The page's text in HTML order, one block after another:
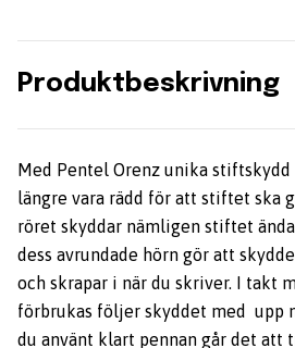
Produktbeskrivning
Med Pentel Orenz unika
längre vara rädd för att stiftet ska
röret skyddar nämligen stiftet
dess avrundade hörn gör att
och skrapar i när du skriver. I takt
förbrukas följer skyddet med upp
du använt klart pennan går det att